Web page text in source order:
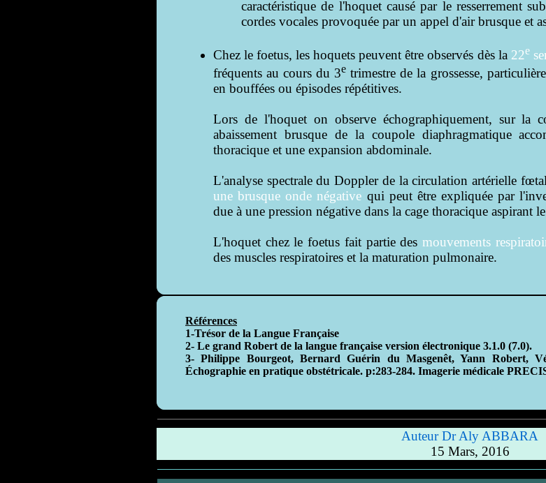
caractéristique de l'hoquet causé par le resserrement
cordes vocales provoquée par un appel d'air brusque et
Chez le foetus, les hoquets peuvent être observés dès la 22e
fréquents au cours du 3e trimestre de la grossesse,
en bouffées ou épisodes répétitives.
Lors de l'hoquet on observe échographiquement, sur la
abaissement brusque de la coupole diaphragmatique
thoracique et une expansion abdominale.
L'analyse spectrale du Doppler de la circulation artérielle
une brusque onde négative qui peut être expliquée par
due à une pression négative dans la cage thoracique aspirant
L'hoquet chez le foetus fait partie des mouvements
des muscles respiratoires et la maturation pulmonaire.
Références
1-Trésor de la Langue Française
2- Le grand Robert de la langue française version électronique 3.1.0 (7.0).
3- Philippe Bourgeot, Bernard Guérin du Masgenêt, Yann Robert,
Échographie en pratique obstétricale. p:283-284. Imagerie médicale
Auteur Dr Aly ABBARA
15 Mars, 2016